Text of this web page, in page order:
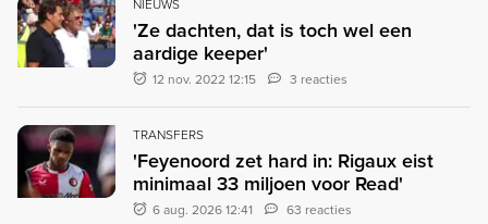
NIEUWS
'Ze dachten, dat is toch wel een
aardige keeper'
12 nov. 2022 12:15 3 reacties
TRANSFERS
'Feyenoord zet hard in: Rigaux eist
minimaal 33 miljoen voor Read'
6 aug. 2026 12:41 63 reacties